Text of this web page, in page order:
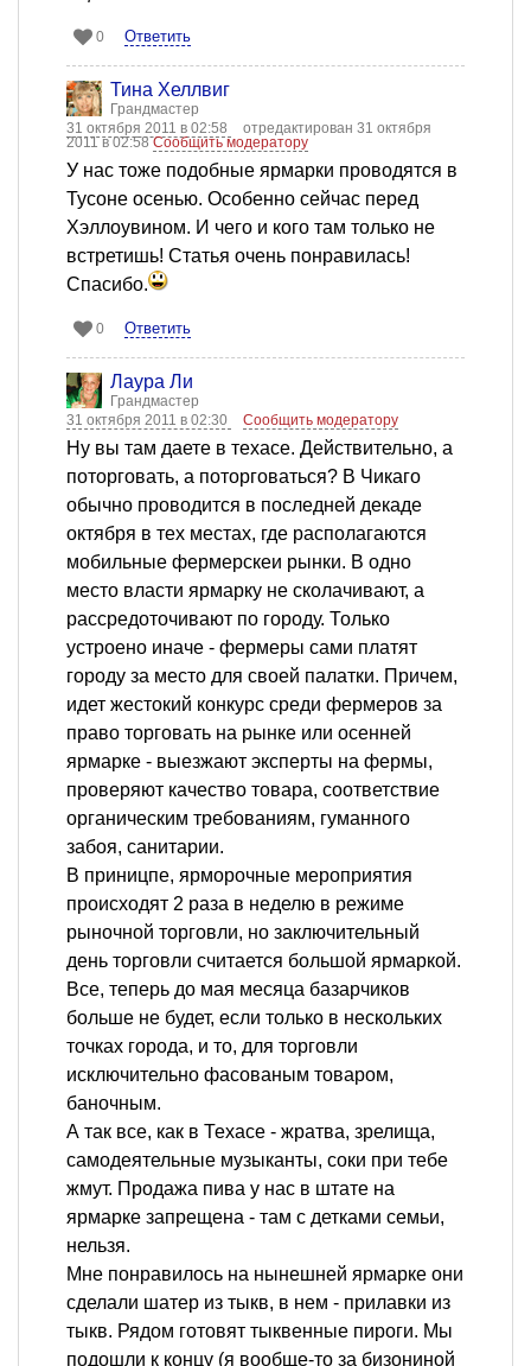
0 Ответить
Тина Хеллвиг
Грандмастер
31 октября 2011 в 02:58
отредактирован 31 октября
2011 в 02:58Сообщить модератору
У нас тоже подобные ярмарки проводятся в
Тусоне осенью. Особенно сейчас перед
Хэллоувином. И чего и кого там только не
встретишь! Статья очень понравилась!
Спасибо.
0 Ответить
Лаура Ли
Грандмастер
31 октября 2011 в 02:30
Сообщить модератору
Ну вы там даете в техасе. Действительно, а
поторговать, а поторговаться? В Чикаго
обычно проводится в последней декаде
октября в тех местах, где располагаются
мобильные фермерскеи рынки. В одно
место власти ярмарку не сколачивают, а
рассредоточивают по городу. Только
устроено иначе - фермеры сами платят
городу за место для своей палатки. Причем,
идет жестокий конкурс среди фермеров за
право торговать на рынке или осенней
ярмарке - выезжают эксперты на фермы,
проверяют качество товара, соответствие
органическим требованиям, гуманного
забоя, санитарии.
В приницпе, ярморочные мероприятия
происходят 2 раза в неделю в режиме
рыночной торговли, но заключительный
день торговли считается большой ярмаркой.
Все, теперь до мая месяца базарчиков
больше не будет, если только в нескольких
точках города, и то, для торговли
исключительно фасованым товаром,
баночным.
А так все, как в Техасе - жратва, зрелища,
самодеятельные музыканты, соки при тебе
жмут. Продажа пива у нас в штате на
ярмарке запрещена - там с детками семьи,
нельзя.
Мне понравилось на нынешней ярмарке они
сделали шатер из тыкв, в нем - прилавки из
тыкв. Рядом готовят тыквенные пироги. Мы
подошли к концу (я вообще-то за бизониной